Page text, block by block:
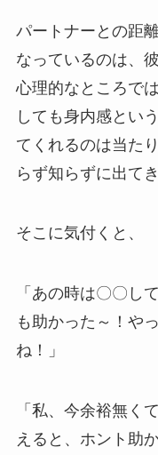
パートナーとの距
なっているのは、
心理的なところで
しても身内感とい
てくれるのは当た
らず知らずに出てき
そこに気付くと、
「あの時は〇〇し
も助かった～！や
ね！」
「私、今余裕無く
えると、ホント助